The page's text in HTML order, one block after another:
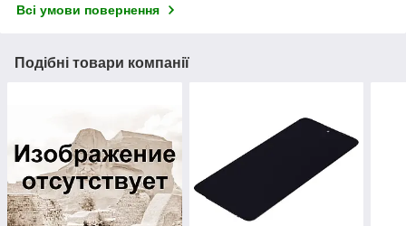
Всі умови повернення
Подібні товари компанії